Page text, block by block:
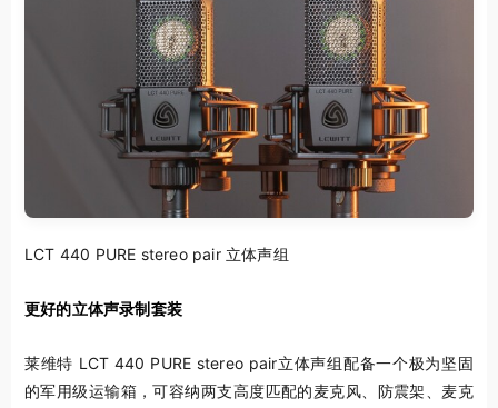
LCT 440 PURE stereo pair 立体声组
更好的立体声录制套装
莱维特 LCT 440 PURE stereo pair立体声组配备一个极为坚固
的军用级运输箱，可容纳两支高度匹配的麦克风、防震架、麦克